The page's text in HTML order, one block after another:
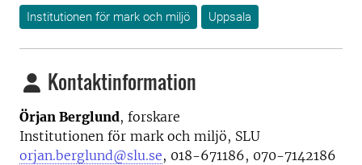
Institutionen för mark och miljö Uppsala
Kontaktinformation
Örjan Berglund, forskare
Institutionen för mark och miljö, SLU
orjan.berglund@slu.se, 018-671186, 070-7142186